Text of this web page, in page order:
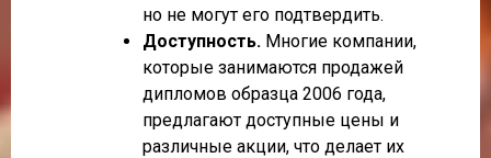
но не могут его подтвердить.
Доступность. Многие компании,
которые занимаются продажей
дипломов образца 2006 года,
предлагают доступные цены и
различные акции, что делает их